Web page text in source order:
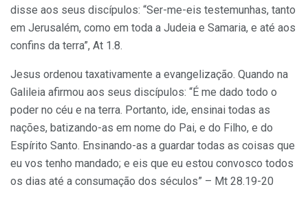
disse aos seus discípulos: “Ser-me-eis testemunhas, tanto
em Jerusalém, como em toda a Judeia e Samaria, e até aos
confins da terra”, At 1.8.
Jesus ordenou taxativamente a evangelização. Quando na
Galileia afir­mou aos seus discípulos: “É me dado todo o
poder no céu e na terra. Portanto, ide, ensinai todas as
nações, batizando-as em nome do Pai, e do Filho, e do
Espírito Santo. Ensinando-as a guardar todas as coisas que
eu vos tenho mandado; e eis que eu estou convosco todos
os dias até a consumação dos séculos” – Mt 28.19-20